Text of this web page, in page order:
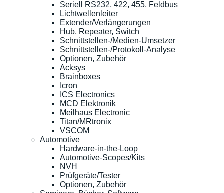
Seriell RS232, 422, 455, Feldbus
Lichtwellenleiter
Extender/Verlängerungen
Hub, Repeater, Switch
Schnittstellen-/Medien-Umsetzer
Schnittstellen-/Protokoll-Analyse
Optionen, Zubehör
Acksys
Brainboxes
Icron
ICS Electronics
MCD Elektronik
Meilhaus Electronic
Titan/MRtronix
VSCOM
Automotive
Hardware-in-the-Loop
Automotive-Scopes/Kits
NVH
Prüfgeräte/Tester
Optionen, Zubehör